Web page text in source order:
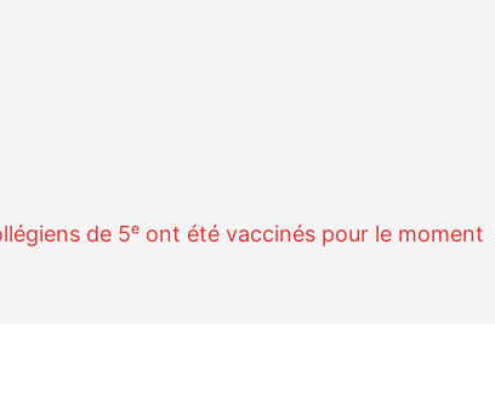
de 5ᵉ ont été vaccinés pour le moment